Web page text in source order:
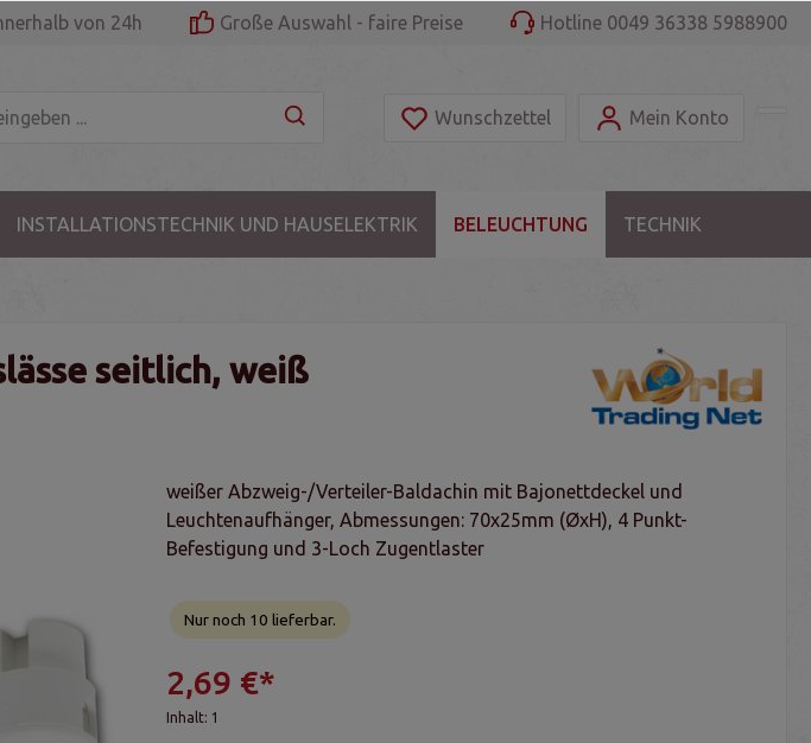
von 24h Große Auswahl - faire Preise Hotline 0049 36338 5988900
Wunschzettel Mein Konto
INSTALLATIONSTECHNIK UND HAUSELEKTRIK BELEUCHTUNG TECHNIK
seitlich, weiß
weißer Abzweig-/Verteiler-Baldachin mit Bajonettdeckel und
Leuchtenaufhänger, Abmessungen: 70x25mm (ØxH), 4 Punkt-
Befestigung und 3-Loch Zugentlaster
Nur noch 10 lieferbar.
2,69 €*
Inhalt: 1